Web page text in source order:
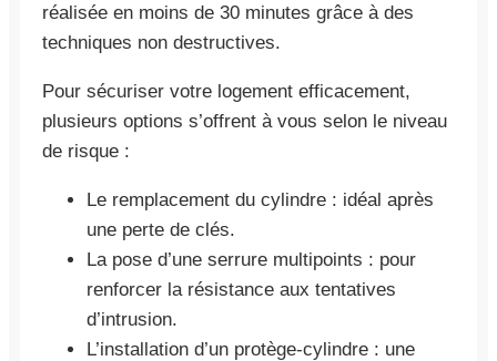
réalisée en moins de 30 minutes grâce à des
techniques non destructives.
Pour sécuriser votre logement efficacement,
plusieurs options s’offrent à vous selon le niveau
de risque :
Le remplacement du cylindre : idéal après
une perte de clés.
La pose d’une serrure multipoints : pour
renforcer la résistance aux tentatives
d’intrusion.
L’installation d’un protège-cylindre : une